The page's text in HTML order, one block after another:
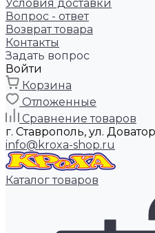
Условия доставки
Вопрос - ответ
Возврат товара
Контакты
Задать вопрос
Войти
Корзина
Отложенные
Сравнение товаров
г. Ставрополь, ул.
info@kroxa-shop.ru
Каталог товаров